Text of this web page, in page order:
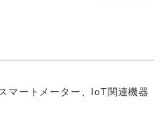
マートメーター、IoT関連機器